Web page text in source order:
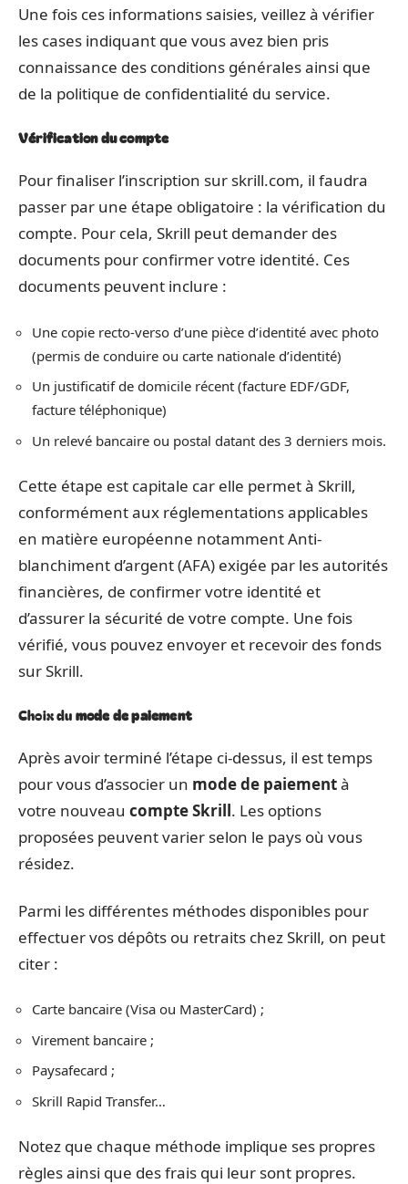
Une fois ces informations saisies, veillez à vérifier
les cases indiquant que vous avez bien pris
connaissance des conditions générales ainsi que
de la politique de confidentialité du service.
Vérification du compte
Pour finaliser l’inscription sur skrill.com, il faudra
passer par une étape obligatoire : la vérification du
compte. Pour cela, Skrill peut demander des
documents pour confirmer votre identité. Ces
documents peuvent inclure :
Une copie recto-verso d’une pièce d’identité avec photo
(permis de conduire ou carte nationale d’identité)
Un justificatif de domicile récent (facture EDF/GDF,
facture téléphonique)
Un relevé bancaire ou postal datant des 3 derniers mois.
Cette étape est capitale car elle permet à Skrill,
conformément aux réglementations applicables
en matière européenne notamment Anti-
blanchiment d’argent (AFA) exigée par les autorités
financières, de confirmer votre identité et
d’assurer la sécurité de votre compte. Une fois
vérifié, vous pouvez envoyer et recevoir des fonds
sur Skrill.
Choix dumode de paiement
Après avoir terminé l’étape ci-dessus, il est temps
pour vous d’associer un mode de paiementà
votre nouveau compte Skrill. Les options
proposées peuvent varier selon le pays où vous
résidez.
Parmi les différentes méthodes disponibles pour
effectuer vos dépôts ou retraits chez Skrill, on peut
citer :
Carte bancaire (Visa ou MasterCard) ;
Virement bancaire ;
Paysafecard ;
Skrill Rapid Transfer…
Notez que chaque méthode implique ses propres
règles ainsi que des frais qui leur sont propres.